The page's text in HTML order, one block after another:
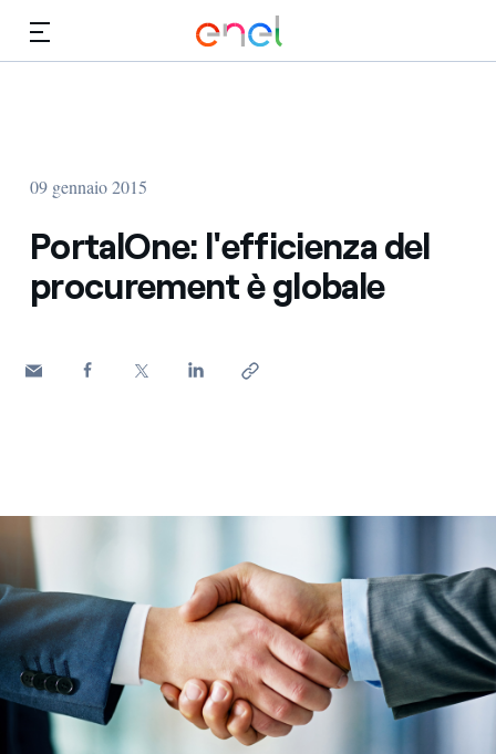
09 gennaio 2015
PortalOne: l'efficienza del
procurement è globale